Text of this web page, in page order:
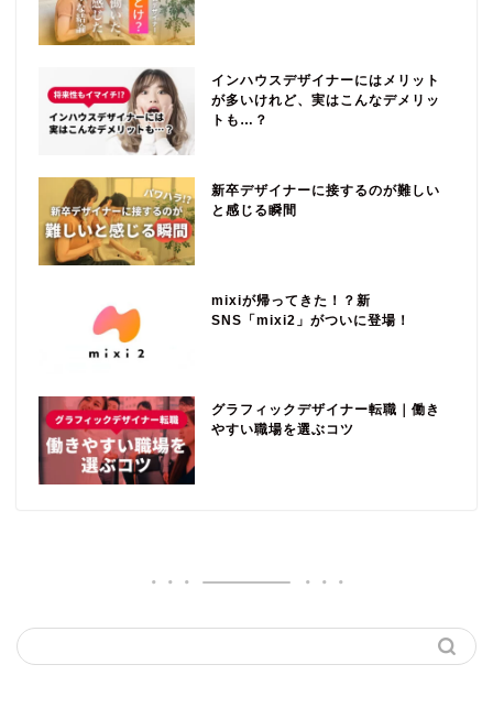
インハウスデザイナーにはメリット
が多いけれど、実はこんなデメリッ
トも…？
新卒デザイナーに接するのが難しい
と感じる瞬間
mixiが帰ってきた！？新
SNS「mixi2」がついに登場！
グラフィックデザイナー転職｜働き
やすい職場を選ぶコツ